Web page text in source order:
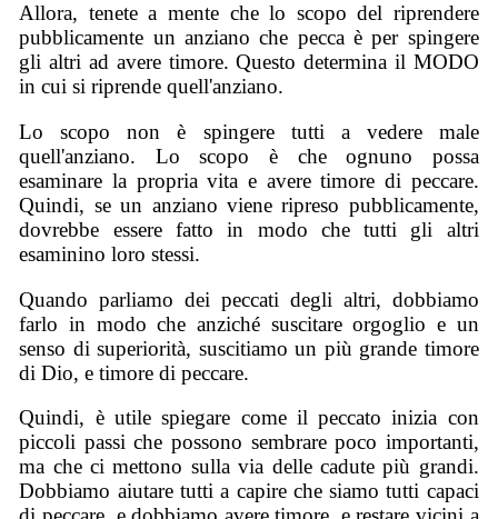
Allora, tenete a mente che lo scopo del riprendere
pubblicamente un anziano che pecca è per spingere
gli altri ad avere timore. Questo determina il MODO
in cui si riprende quell'anziano.
Lo scopo non è spingere tutti a vedere male
quell'anziano. Lo scopo è che ognuno possa
esaminare la propria vita e avere timore di peccare.
Quindi, se un anziano viene ripreso pubblicamente,
dovrebbe essere fatto in modo che tutti gli altri
esaminino loro stessi.
Quando parliamo dei peccati degli altri, dobbiamo
farlo in modo che anziché suscitare orgoglio e un
senso di superiorità, suscitiamo un più grande timore
di Dio, e timore di peccare.
Quindi, è utile spiegare come il peccato inizia con
piccoli passi che possono sembrare poco importanti,
ma che ci mettono sulla via delle cadute più grandi.
Dobbiamo aiutare tutti a capire che siamo tutti capaci